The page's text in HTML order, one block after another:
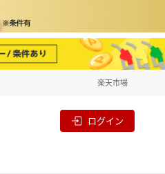
楽天市場
ログイン